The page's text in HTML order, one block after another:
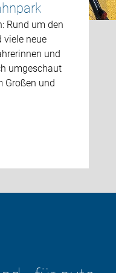
Rund um den
viele neue
und
umgeschaut
Großen und